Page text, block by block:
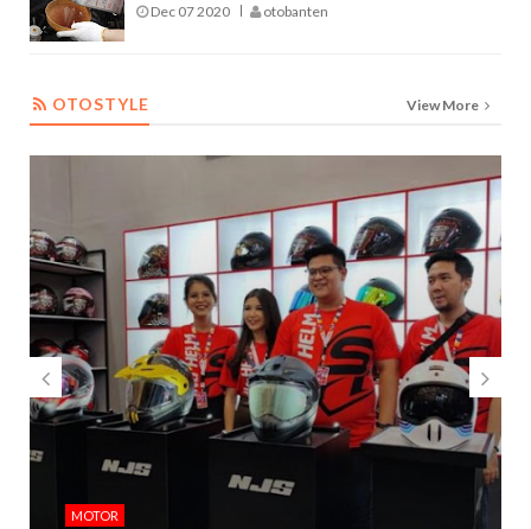
Dec 07 2020 otobanten
OTOSTYLE View More
MOTOR